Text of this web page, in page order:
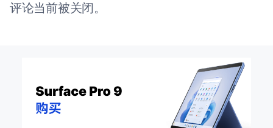
评论当前被关闭。